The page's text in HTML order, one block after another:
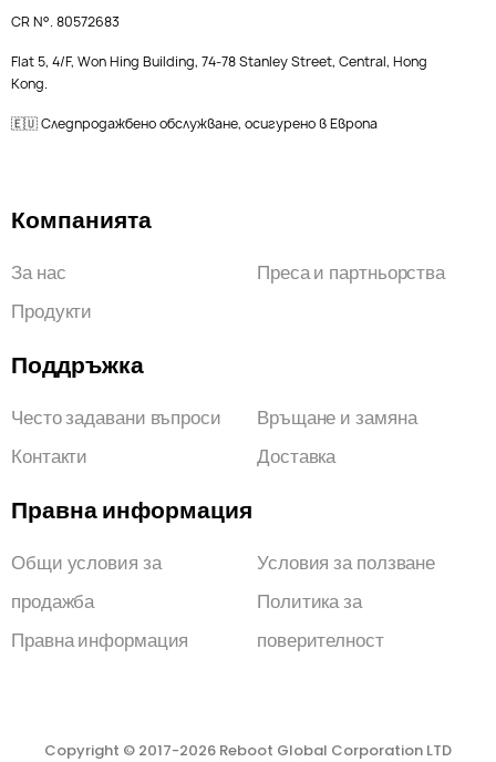
CR N°. 80572683
Flat 5, 4/F, Won Hing Building, 74-78 Stanley Street, Central, Hong
Kong.
🇪🇺 Следпродажбено обслужване, осигурено в Европа
Компанията
За нас
Продукти
Преса и партньорства
Поддръжка
Често задавани въпроси
Контакти
Връщане и замяна
Доставка
Правна информация
Общи условия за
продажба
Правна информация
Условия за ползване
Политика за
поверителност
Copyright © 2017-2026 Reboot Global Corporation LTD